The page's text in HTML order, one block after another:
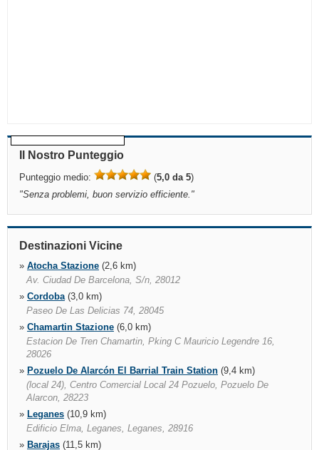
Il Nostro Punteggio
Punteggio medio: (5,0 da 5)
"Senza problemi, buon servizio efficiente. "
Destinazioni Vicine
» Atocha Stazione (2,6 km)
Av. Ciudad De Barcelona, S/n, 28012
» Cordoba(3,0 km)
Paseo De Las Delicias 74, 28045
» Chamartin Stazione (6,0 km)
Estacion De Tren Chamartin, Pking C Mauricio Legendre 16,
28026
» Pozuelo De Alarcón El Barrial Train Station (9,4 km)
(local 24), Centro Comercial Local 24 Pozuelo, Pozuelo De
Alarcon, 28223
» Leganes (10,9 km)
Edificio Elma, Leganes, Leganes, 28916
» Barajas (11,5 km)